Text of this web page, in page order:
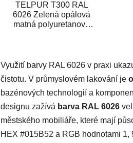
TELPUR T300 RAL
6026 Zelená opálová
matná polyuretanová
Využití barvy RAL 6026 v praxi
čistotu. V průmyslovém lakování je
bazénových technologií a
designu zažívá barva RAL 6026
městského mobiliáře, které mají
HEX #015B52 a RGB hodnotami